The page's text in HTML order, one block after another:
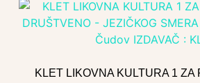
KLET LIKOVNA KULTURA 1 ZA